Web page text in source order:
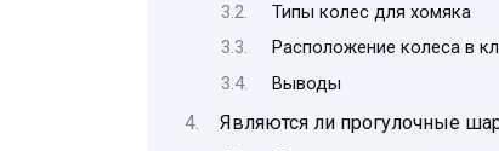
Типы колес для хомяка
Расположение колеса в
Выводы
Являются ли прогулочные